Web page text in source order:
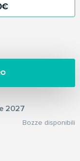
€
2027
Bozze disponibili